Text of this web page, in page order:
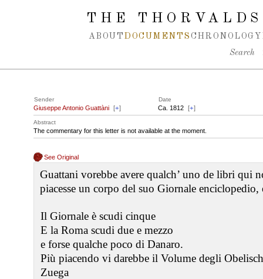
Spring navigation over
THE
ABOUT DOCUMENTS CHRONOLOGY
Search
Sender Date
Giuseppe Antonio Guattàni [+] Ca. 1812 [+]
Abstract
The commentary for this letter is not available at the moment.
See Original
Guattani vorebbe avere qualch’ uno de libri qui
piacesse un corpo del suo Giornale
Il Giornale è scudi cinque
E la Roma scudi due e mezzo
e forse qualche poco di Danaro.
Più piacendo vi darebbe il Volume degli
Zuega